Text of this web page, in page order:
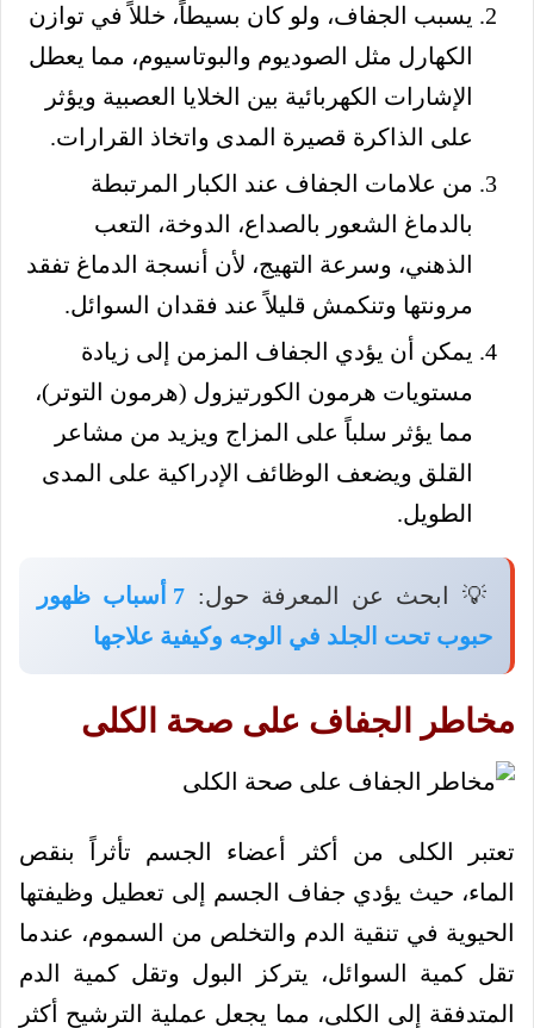
يسبب الجفاف، ولو كان بسيطاً، خللاً في توازن
الكهارل مثل الصوديوم والبوتاسيوم، مما يعطل
الإشارات الكهربائية بين الخلايا العصبية ويؤثر
على الذاكرة قصيرة المدى واتخاذ القرارات.
من علامات الجفاف عند الكبار المرتبطة
بالدماغ الشعور بالصداع، الدوخة، التعب
الذهني، وسرعة التهيج، لأن أنسجة الدماغ تفقد
مرونتها وتنكمش قليلاً عند فقدان السوائل.
يمكن أن يؤدي الجفاف المزمن إلى زيادة
مستويات هرمون الكورتيزول (هرمون التوتر)،
مما يؤثر سلباً على المزاج ويزيد من مشاعر
القلق ويضعف الوظائف الإدراكية على المدى
الطويل.
💡 ابحث عن المعرفة حول:
7 أسباب ظهور
حبوب تحت الجلد في الوجه وكيفية علاجها
مخاطر الجفاف على صحة الكلى
تعتبر الكلى من أكثر أعضاء الجسم تأثراً بنقص
الماء، حيث يؤدي جفاف الجسم إلى تعطيل وظيفتها
الحيوية في تنقية الدم والتخلص من السموم، عندما
تقل كمية السوائل، يتركز البول وتقل كمية الدم
المتدفقة إلى الكلى، مما يجعل عملية الترشيح أكثر